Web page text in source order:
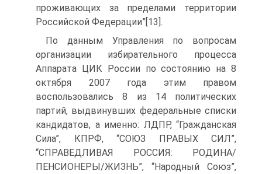
проживающих за пределами территории
Российской Федерации”[13].
По данным Управления по вопросам
организации избирательного процесса
Аппарата ЦИК России по состоянию на 8
октября 2007 года этим правом
воспользовались 8 из 14 политических
партий, выдвинувших федеральные списки
кандидатов, а именно: ЛДПР, “Гражданская
Сила”, КПРФ, “СОЮЗ ПРАВЫХ СИЛ”,
“СПРАВЕДЛИВАЯ РОССИЯ: РОДИНА/
ПЕНСИОНЕРЫ/ЖИЗНЬ”, “Народный Союз”,